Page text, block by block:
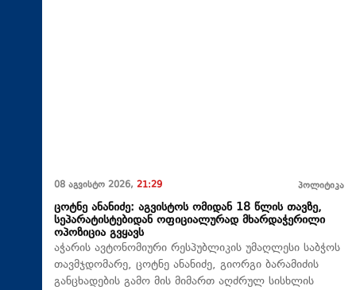
08 აგვისტო 2026, 21:29 პოლიტიკა
ცოტნე ანანიძე: აგვისტოს ომიდან 18 წლის თავზე,
სეპარატისტებიდან ოფიციალურად მხარდაჭერილი
ოპოზიცია გვყავს
აჭარის ავტონომიური რესპუბლიკის უმაღლესი საბჭოს
თავმჯდომარე, ცოტნე ანანიძე, გიორგი ბარამიძის
განცხადების გამო მის მიმართ აღძრულ სისხლის